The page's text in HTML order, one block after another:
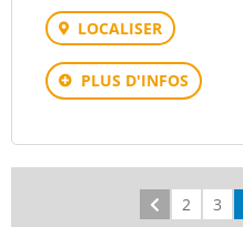
LOCALISER
PLUS D'INFOS
Précédent
2 3